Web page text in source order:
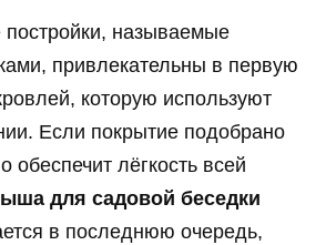
называемые
привлекательны в первую
которую используют
Если покрытие подобрано
обеспечит лёгкость всей
для садовой беседки
в последнюю очередь,